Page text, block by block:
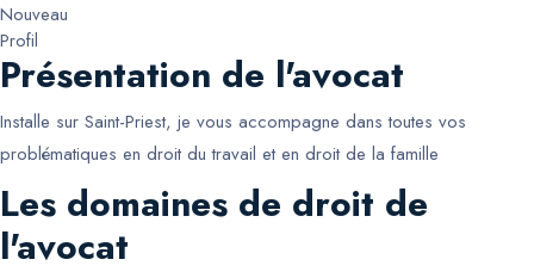
Nouveau
Profil
Présentation de l'avocat
Installe sur Saint-Priest, je vous accompagne dans toutes vos
problématiques en droit du travail et en droit de la famille
Les domaines de droit de
l'avocat